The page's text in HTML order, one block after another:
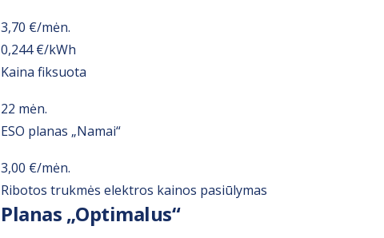
3,70 €/mėn.
0,244 €/kWh
Kaina fiksuota
22 mėn.
ESO planas „Namai“
3,00 €/mėn.
Ribotos trukmės elektros kainos pasiūlymas
Planas „Optimalus“